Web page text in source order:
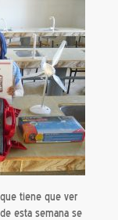
tiene que ver
esta semana se